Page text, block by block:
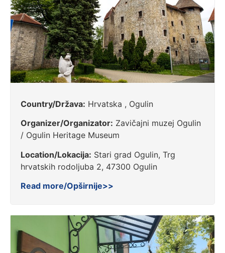
Country/Država: Hrvatska , Ogulin
Organizer/Organizator: Zavičajni muzej Ogulin
/ Ogulin Heritage Museum
Location/Lokacija: Stari grad Ogulin, Trg
hrvatskih rodoljuba 2, 47300 Ogulin
Read more/Opširnije>>